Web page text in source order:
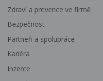
Zdraví a prevence ve firmě
Bezpečnost
Partneři a spolupráce
Kariéra
Inzerce